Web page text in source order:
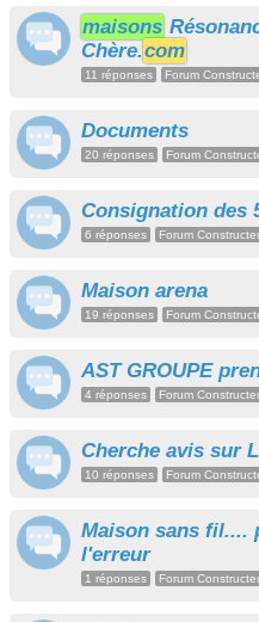
maisons
Chère.com
11 réponses Forum
Documents
20 réponses Forum
Consignation des
6 réponses Forum
Maison arena
19 réponses Forum
AST GROUPE
4 réponses Forum
Cherche avis sur
10 réponses Forum
Maison sans fil....
l'erreur
1 réponses Forum